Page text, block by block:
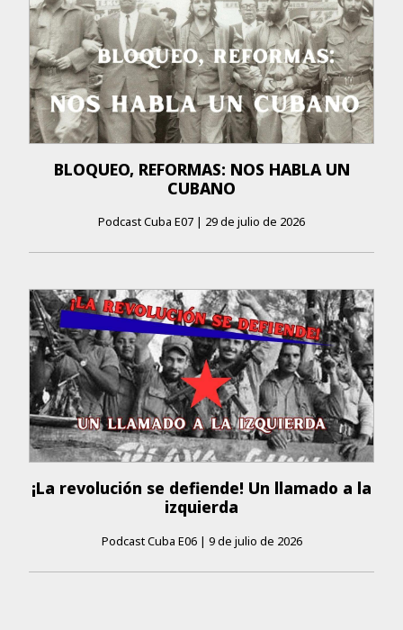
BLOQUEO, REFORMAS: NOS HABLA UN
CUBANO
Podcast Cuba E07 | 29 de julio de 2026
¡La revolución se defiende! Un llamado a la
izquierda
Podcast Cuba E06 | 9 de julio de 2026